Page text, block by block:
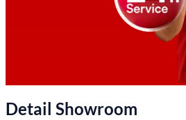
Detail Showroom